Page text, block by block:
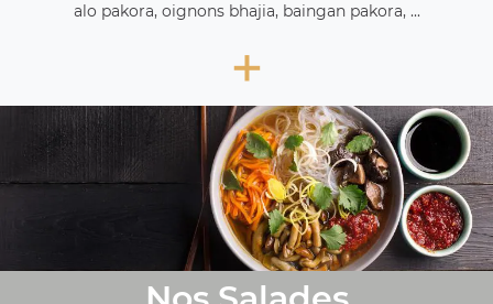
alo pakora, oignons bhajia, baingan pakora, ...
+